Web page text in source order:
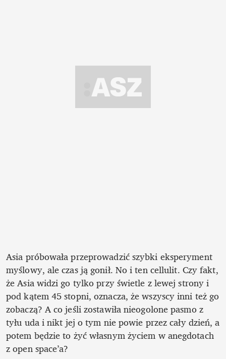
Asia próbowała przeprowadzić szybki eksperyment
myślowy, ale czas ją gonił. No i ten cellulit. Czy fakt,
że Asia widzi go tylko przy świetle z lewej strony i
pod kątem 45 stopni, oznacza, że wszyscy inni też go
zobaczą? A co jeśli zostawiła nieogolone pasmo z
tyłu uda i nikt jej o tym nie powie przez cały dzień, a
potem będzie to żyć własnym życiem w anegdotach
z open space’a?